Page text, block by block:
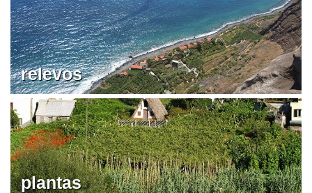
relevos
plantas